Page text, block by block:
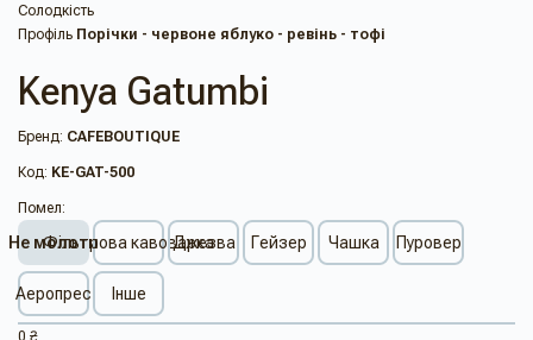
Солодкість
Профіль Порічки - червоне яблуко - ревінь - тофі
Kenya Gatumbi
Бренд: CAFEBOUTIQUE
Код: KE-GAT-500
Помел:
Не молоти
Фільтрова кавоварка
Джезва Гейзер Чашка Пуровер
Аеропрес Інше
0 ₴